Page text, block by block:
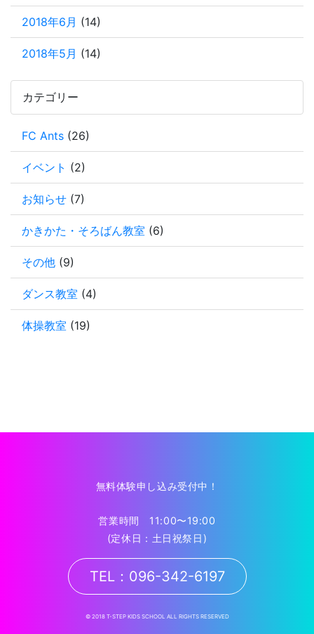
2018年6月 (14)
2018年5月 (14)
カテゴリー
FC Ants (26)
イベント (2)
お知らせ (7)
かきかた・そろばん教室 (6)
その他 (9)
ダンス教室 (4)
体操教室 (19)
無料体験申し込み受付中！
営業時間 11:00〜19:00
(定休日：土日祝祭日)
TEL：096-342-6197
© 2018 T-STEP KIDS SCHOOL ALL RIGHTS RESERVED